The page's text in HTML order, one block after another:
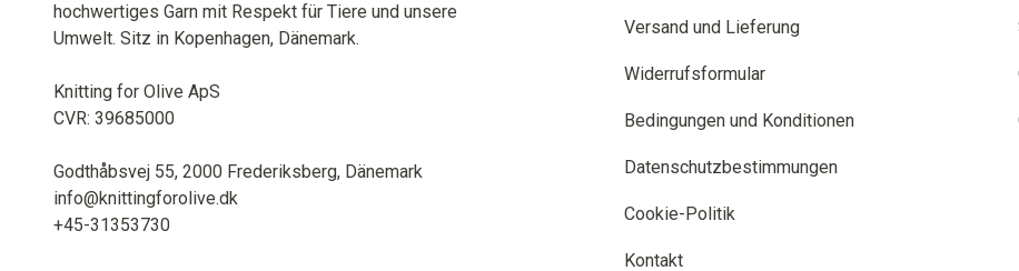
hochwertiges Garn mit Respekt für Tiere und unsere
Umwelt. Sitz in Kopenhagen, Dänemark.
Knitting for Olive ApS
CVR: 39685000
Godthåbsvej 55, 2000 Frederiksberg, Dänemark
info@knittingforolive.dk
+45-31353730
Versand und Lieferung
Widerrufsformular
Bedingungen und Konditionen
Datenschutzbestimmungen
Cookie-Politik
Kontakt